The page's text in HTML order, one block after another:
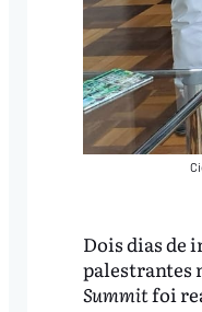
Dois dias de
palestrantes
Summitfoi